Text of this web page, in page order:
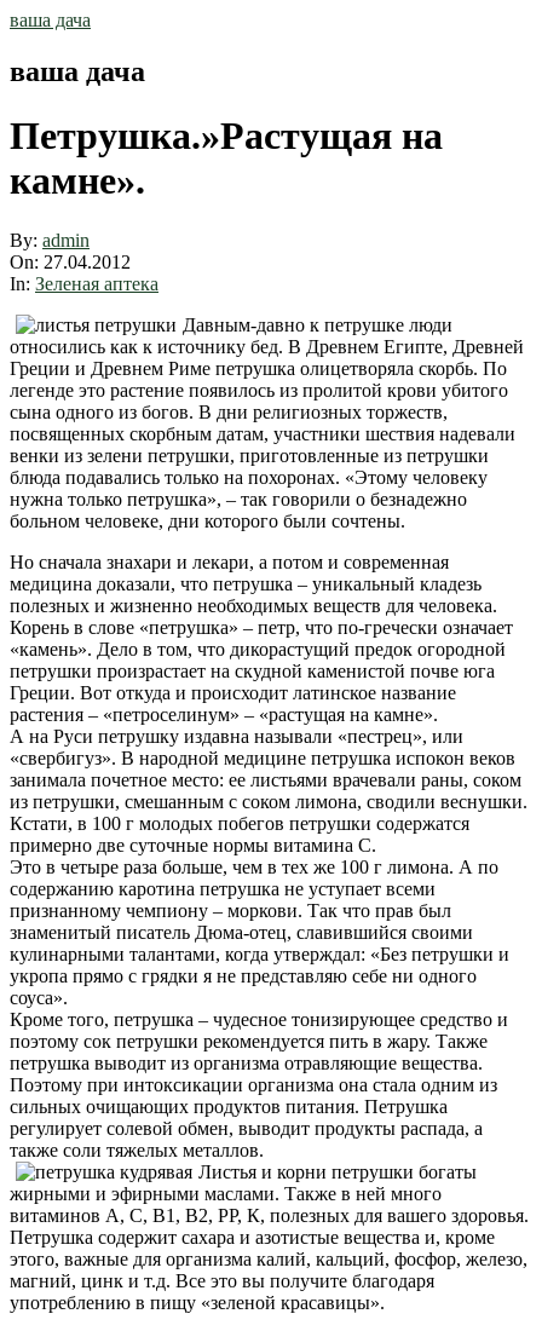
Skip
ваша дача
ваша дача
Петрушка.»Растущая на
камне».
By: admin
On: 27.04.2012
In: Зеленая аптека
Давным-давно к петрушке люди
относились как к источнику бед. В Древнем Египте, Древней
Греции и Древнем Риме петрушка олицетворяла скорбь. По
легенде это растение появилось из пролитой крови убитого
сына одного из богов. В дни религиозных торжеств,
посвященных скорбным датам, участники шествия надевали
венки из зелени петрушки, приготовленные из петрушки
блюда подавались только на похоронах. «Этому человеку
нужна только петрушка», – так говорили о безнадежно
больном человеке, дни которого были сочтены.
Но сначала знахари и лекари, а потом и современная
медицина доказали, что петрушка – уникальный кладезь
полезных и жизненно необходимых веществ для человека.
Корень в слове «петрушка» – петр, что по-гречески означает
«камень». Дело в том, что дикорастущий предок огородной
петрушки произрастает на скудной каменистой почве юга
Греции. Вот откуда и происходит латинское название
растения – «петроселинум» – «растущая на камне».
А на Руси петрушку издавна называли «пестрец», или
«свербигуз». В народной медицине петрушка испокон веков
занимала почетное место: ее листьями врачевали раны, соком
из петрушки, смешанным с соком лимона, сводили веснушки.
Кстати, в 100 г молодых побегов петрушки содержатся
примерно две суточные нормы витамина С.
Это в четыре раза больше, чем в тех же 100 г лимона. А по
содержанию каротина петрушка не уступает всеми
признанному чемпиону – моркови. Так что прав был
знаменитый писатель Дюма-отец, славившийся своими
кулинарными талантами, когда утверждал: «Без петрушки и
укропа прямо с грядки я не представляю себе ни одного
соуса».
Кроме того, петрушка – чудесное тонизирующее средство и
поэтому сок пет­рушки рекомендуется пить в жару. Также
петрушка выводит из организма отравляющие вещества.
Поэтому при интоксикации организма она стала одним из
сильных очищающих продуктов питания. Петрушка
регулирует солевой обмен, выводит продукты распада, а
также соли тяжелых металлов.
Листья и корни петрушки богаты
жирными и эфирными маслами. Также в ней много
витаминов А, С, B1, B2, РР, К, полезных для вашего здоровья.
Петрушка содержит сахара и азотистые вещества и, кроме
этого, важные для организма калий, кальций, фосфор, железо,
магний, цинк и т.д. Все это вы получите благодаря
употреблению в пищу «зеленой красавицы».